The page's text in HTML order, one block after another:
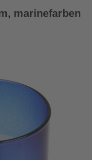
marinefarben